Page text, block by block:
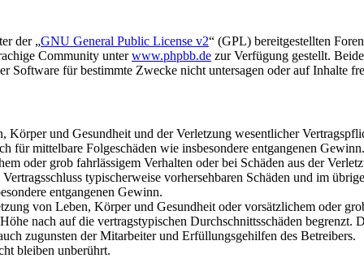
der „GNU General Public License v2“ (GPL) bereitgestellten
Community unterwww.phpbb.de zur Verfügung gestellt.
Software für bestimmte Zwecke nicht untersagen oder auf Inhalte
Körper und Gesundheit und der Verletzung wesentlicher
für mittelbare Folgeschäden wie insbesondere entgangenen Gewinn.
oder grob fahrlässigem Verhalten oder bei Schäden aus der
typischerweise vorhersehbaren Schäden und im
entgangenen Gewinn.
von Leben, Körper und Gesundheit oder vorsätzlichem oder
nach auf die vertragstypischen Durchschnittsschäden begrenzt.
zugunsten der Mitarbeiter und Erfüllungsgehilfen des Betreibers.
bleiben unberührt.